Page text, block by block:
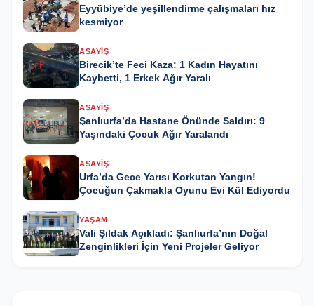
Eyyübiye’de yeşillendirme çalışmaları hız
kesmiyor
ASAYIŞ
Birecik’te Feci Kaza: 1 Kadın Hayatını
Kaybetti, 1 Erkek Ağır Yaralı
ASAYIŞ
Şanlıurfa’da Hastane Önünde Saldırı: 9
Yaşındaki Çocuk Ağır Yaralandı
ASAYIŞ
Urfa’da Gece Yarısı Korkutan Yangın!
Çocuğun Çakmakla Oyunu Evi Kül Ediyordu
YAŞAM
Vali Şıldak Açıkladı: Şanlıurfa’nın Doğal
Zenginlikleri İçin Yeni Projeler Geliyor